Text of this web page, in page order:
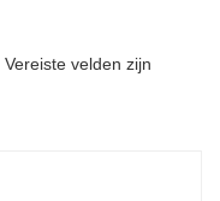
Vereiste velden zijn